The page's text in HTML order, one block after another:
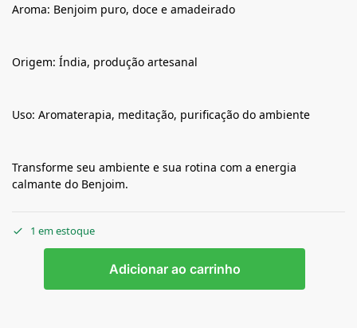
Aroma: Benjoim puro, doce e amadeirado
Origem: Índia, produção artesanal
Uso: Aromaterapia, meditação, purificação do ambiente
Transforme seu ambiente e sua rotina com a energia
calmante do Benjoim.
1 em estoque
Adicionar ao carrinho